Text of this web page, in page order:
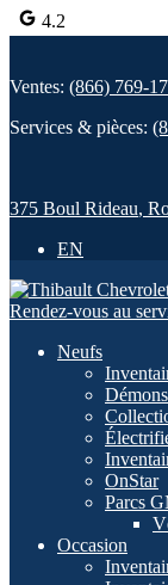
4.2
Ventes: (866) 769-
Services & pièces:
375 Boul Rideau,
EN
Rendez-vous au
Neufs
OnStar
Parcs
Occasion